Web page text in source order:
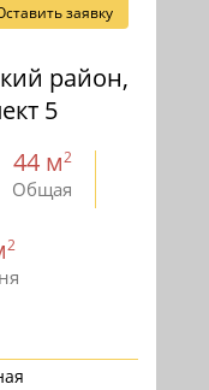
заявку
район,
5
44 м2
Общая
2